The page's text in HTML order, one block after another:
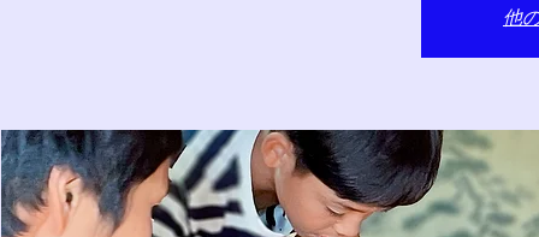
他